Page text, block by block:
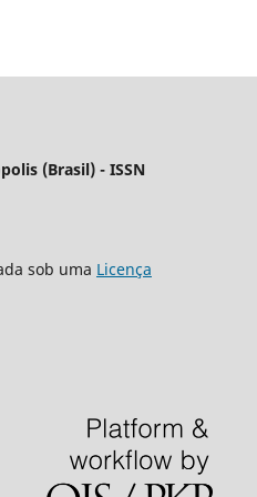
(Brasil) - ISSN
sob uma Licença